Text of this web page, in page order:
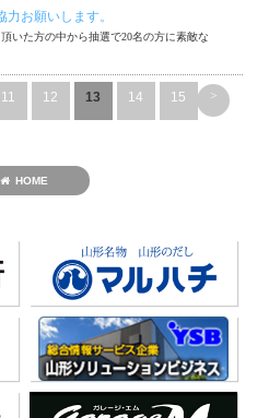
お願いします。
いた方の中から抽選で20名の方に素敵な
11 12 13 14 15 >
HOME